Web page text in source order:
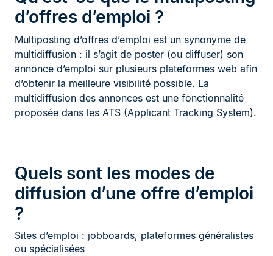
d’offres d’emploi ?
Multiposting d’offres d’emploi est un synonyme de
multidiffusion : il s’agit de poster (ou diffuser) son
annonce d’emploi sur plusieurs plateformes web afin
d’obtenir la meilleure visibilité possible. La
multidiffusion des annonces est une fonctionnalité
proposée dans les ATS (Applicant Tracking System).
Quels sont les modes de
diffusion d’une offre d’emploi
?
Sites d’emploi : jobboards, plateformes généralistes
ou spécialisées